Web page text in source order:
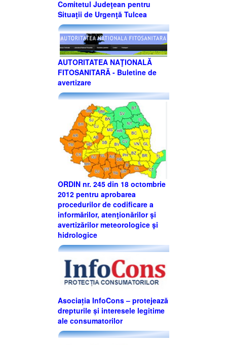
Comitetul Judeţean pentru
Situaţii de Urgenţă Tulcea
AUTORITATEA NAŢIONALĂ
FITOSANITARĂ - Buletine de
avertizare
ORDIN nr. 245 din 18 octombrie
2012 pentru aprobarea
procedurilor de codificare a
informărilor, atenţionărilor şi
avertizărilor meteorologice şi
hidrologice
Asociația InfoCons – protejează
drepturile și interesele legitime
ale consumatorilor